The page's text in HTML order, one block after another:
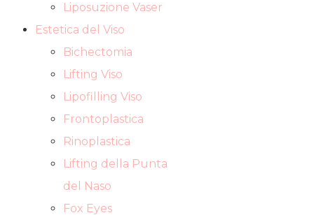
Liposuzione Vaser
Estetica del Viso
Bichectomia
Lifting Viso
Lipofilling Viso
Frontoplastica
Rinoplastica
Lifting della Punta
del Naso
Fox Eyes